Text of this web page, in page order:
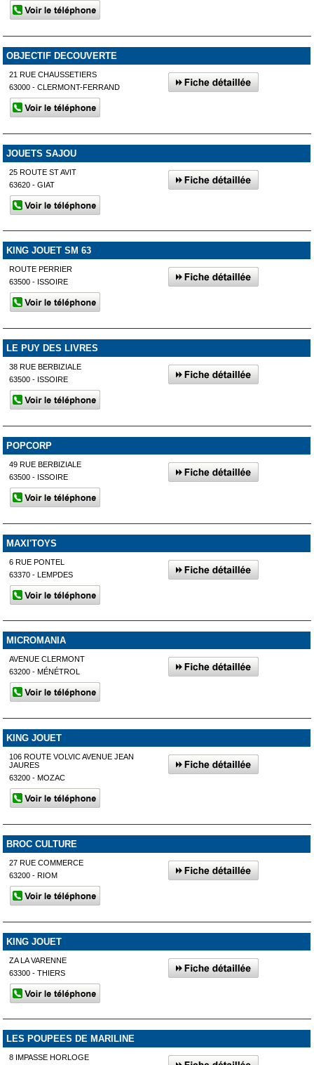
OBJECTIF DECOUVERTE
21 RUE CHAUSSETIERS
63000 - CLERMONT-FERRAND
JOUETS SAJOU
25 ROUTE ST AVIT
63620 - GIAT
KING JOUET SM 63
ROUTE PERRIER
63500 - ISSOIRE
LE PUY DES LIVRES
38 RUE BERBIZIALE
63500 - ISSOIRE
POPCORP
49 RUE BERBIZIALE
63500 - ISSOIRE
MAXI'TOYS
6 RUE PONTEL
63370 - LEMPDES
MICROMANIA
AVENUE CLERMONT
63200 - MÉNÉTROL
KING JOUET
106 ROUTE VOLVIC AVENUE JEAN
JAURES
63200 - MOZAC
BROC CULTURE
27 RUE COMMERCE
63200 - RIOM
KING JOUET
ZA LA VARENNE
63300 - THIERS
LES POUPEES DE MARILINE
8 IMPASSE HORLOGE